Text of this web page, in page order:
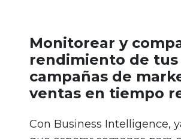
Monitorear y
rendimiento de tus
campañas de
ventas en tiempo
Con Business Intelligence,